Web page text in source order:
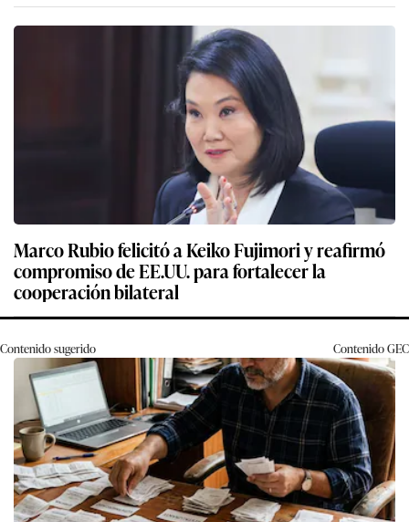
Marco Rubio felicitó a Keiko Fujimori y reafirmó
compromiso de EE.UU. para fortalecer la
cooperación bilateral
Contenido sugerido ContenidoGEC